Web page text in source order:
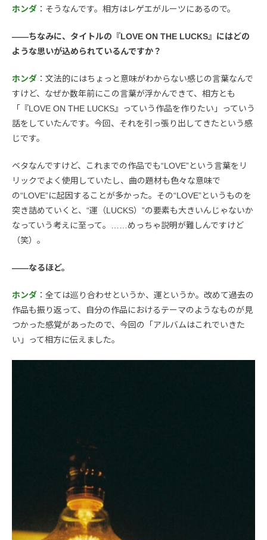
ホンダ ：そうなんです。相方はレゲエがルーツにあるので。
――ちなみに、タイトルの『LOVE ON THE LUCKS』にはどの
ような思いが込められているんですか？
ホンダ ：文法的にはちょっと意味がわからない感じの言葉なんで
すけど、なぜか数年前にこの言葉が浮かんできて、相方とも
「『LOVE ON THE LUCKS』っていう作品を作りたい」っていう
話をしていたんです。今回、それを引っ張り出してきたという感
じです。
ベタなんですけど、これまでの作品でも“LOVE”という言葉をリ
リックでよく使用していたし、曲の題材も色々な意味で
の“LOVE”に起因することが多かった。その“LOVE”というものを
突き詰めていくと、“運（LUCKS）”の要素も大きいんじゃないか
なっていう考えに至って。……めっちゃ説明が難しんですけど
（笑）。
――なるほど。
ホンダ ：全ては巡り合わせというか、運というか。改めて過去の
作品も振り返って、自分の作品におけるテーマのようなものが見
つかった感覚があったので、今回の「アルバムはこれでいきた
い」って相方に伝えました。